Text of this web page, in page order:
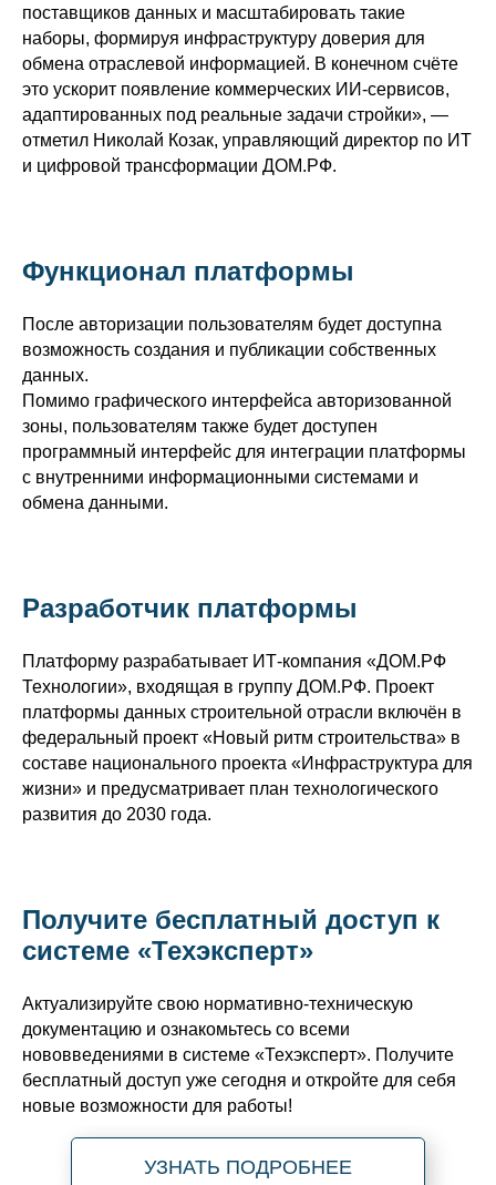
поставщиков данных и масштабировать такие
наборы, формируя инфраструктуру доверия для
обмена отраслевой информацией. В конечном счёте
это ускорит появление коммерческих ИИ-сервисов,
адаптированных под реальные задачи стройки», —
отметил Николай Козак, управляющий директор по ИТ
и цифровой трансформации ДОМ.РФ.
Функционал платформы
После авторизации пользователям будет доступна
возможность создания и публикации собственных
данных.
Помимо графического интерфейса авторизованной
зоны, пользователям также будет доступен
программный интерфейс для интеграции платформы
с внутренними информационными системами и
обмена данными.
Разработчик платформы
Платформу разрабатывает ИТ-компания «ДОМ.РФ
Технологии», входящая в группу ДОМ.РФ. Проект
платформы данных строительной отрасли включён в
федеральный проект «Новый ритм строительства» в
составе национального проекта «Инфраструктура для
жизни» и предусматривает план технологического
развития до 2030 года.
Получите бесплатный доступ к
системе «Техэксперт»
Актуализируйте свою нормативно-техническую
документацию и ознакомьтесь со всеми
нововведениями в системе «Техэксперт». Получите
бесплатный доступ уже сегодня и откройте для себя
новые возможности для работы!
УЗНАТЬ ПОДРОБНЕЕ